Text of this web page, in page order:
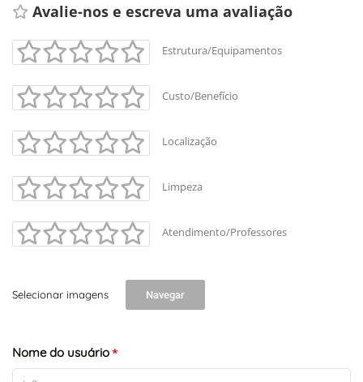
+-
Avalie-nos e escreva uma avaliação
Estrutura/Equipamentos
Custo/Benefício
Localização
Limpeza
Atendimento/Professores
Selecionar imagens Navegar
Nome do usuário*